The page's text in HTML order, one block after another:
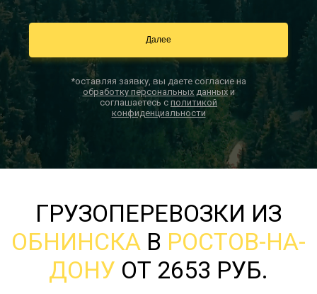
*оставляя заявку, вы даете согласие на
обработку персональных данныхи
соглашаетесь с политикой
конфиденциальности
ГРУЗОПЕРЕВОЗКИ ИЗ
ОБНИНСКА В РОСТОВ-НА-
ДОНУ ОТ 2653 РУБ.